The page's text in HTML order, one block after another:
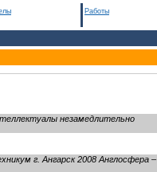
Работы
незамедлительно
г. Ангарск 2008 Англосфера –